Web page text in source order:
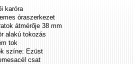
karóra
óraszerkezet
átmérője 38 mm
alakú tokozás
tok
színe: Ezüst
csat